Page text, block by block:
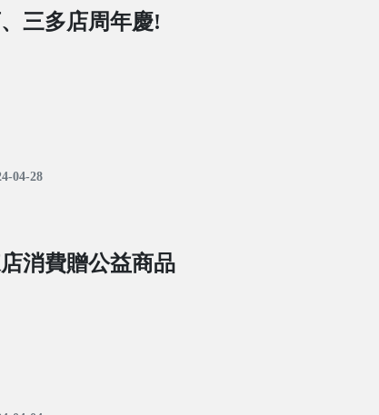
三多店周年慶!
04-28
消費贈公益商品